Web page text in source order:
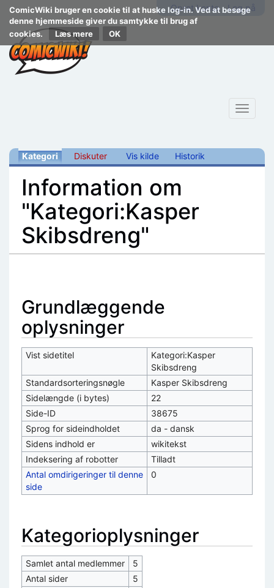
ComicWiki bruger en cookie til at huske log-in. Ved at besøge
denne hjemmeside giver du samtykke til brug af
cookies.
Læs mere
Opret konto Log på
Toggle
Kategori Diskuter Vis kilde Historik
Information om
"Kategori:Kasper
Skibsdreng"
Grundlæggende
oplysninger
Vist sidetitel
Kategori:Kasper
Skibsdreng
Standardsorteringsnøgle
Kasper Skibsdreng
Sidelængde (i bytes)
22
Side-ID
38675
Sprog for sideindholdet
da - dansk
Sidens indhold er
wikitekst
Indeksering af robotter
Tilladt
Antal omdirigeringer til denne
side
0
Kategorioplysninger
Samlet antal medlemmer
5
Antal sider
5